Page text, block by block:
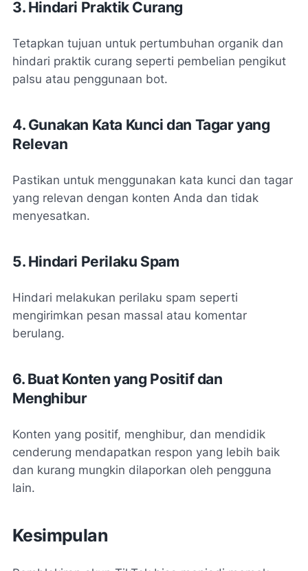
3. Hindari Praktik Curang
Tetapkan tujuan untuk pertumbuhan organik dan
hindari praktik curang seperti pembelian pengikut
palsu atau penggunaan bot.
4. Gunakan Kata Kunci dan Tagar yang
Relevan
Pastikan untuk menggunakan kata kunci dan tagar
yang relevan dengan konten Anda dan tidak
menyesatkan.
5. Hindari Perilaku Spam
Hindari melakukan perilaku spam seperti
mengirimkan pesan massal atau komentar
berulang.
6. Buat Konten yang Positif dan
Menghibur
Konten yang positif, menghibur, dan mendidik
cenderung mendapatkan respon yang lebih baik
dan kurang mungkin dilaporkan oleh pengguna
lain.
Kesimpulan